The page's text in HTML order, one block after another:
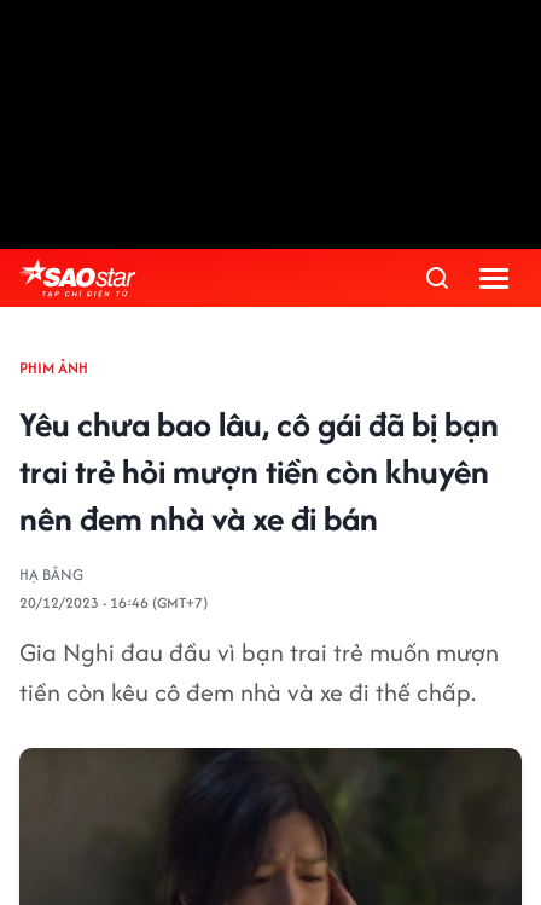
PHIM ẢNH
Yêu chưa bao lâu, cô gái đã bị bạn
trai trẻ hỏi mượn tiền còn khuyên
nên đem nhà và xe đi bán
HẠ BĂNG
20/12/2023 - 16:46 (GMT+7)
Gia Nghi đau đầu vì bạn trai trẻ muốn mượn
tiền còn kêu cô đem nhà và xe đi thế chấp.